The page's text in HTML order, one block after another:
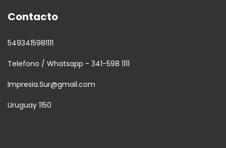
Contacto
5493415981111
Telefono / Whatsapp - 341-598 1111
Impresia.Sur@gmail.com
Uruguay 1150